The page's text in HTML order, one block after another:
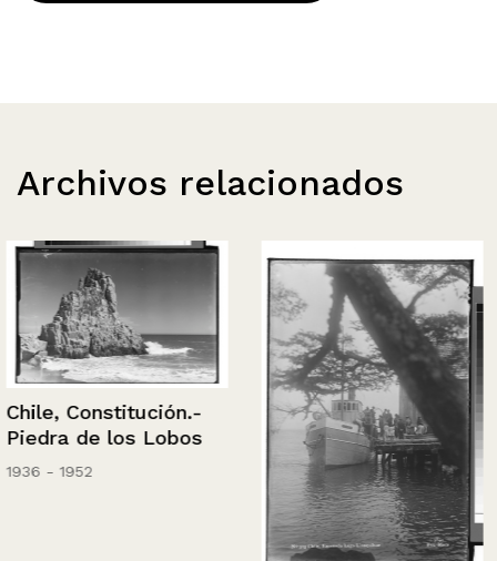
Archivos relacionados
Chile, Constitución.-
Piedra de los Lobos
1936 - 1952